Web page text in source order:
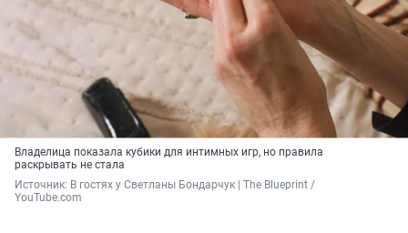
Владелица показала кубики для интимных игр, но правила
раскрывать не стала
Источник: В гостях у Светланы Бондарчук | The Blueprint /
YouTube.com